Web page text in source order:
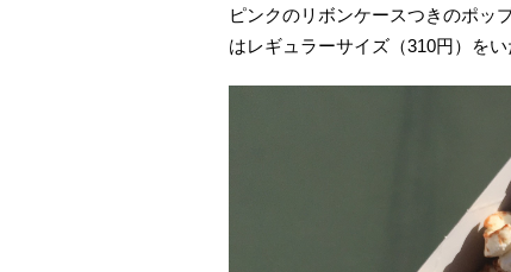
ピンクのリボンケースつきのポッ
はレギュラーサイズ（310円）をい